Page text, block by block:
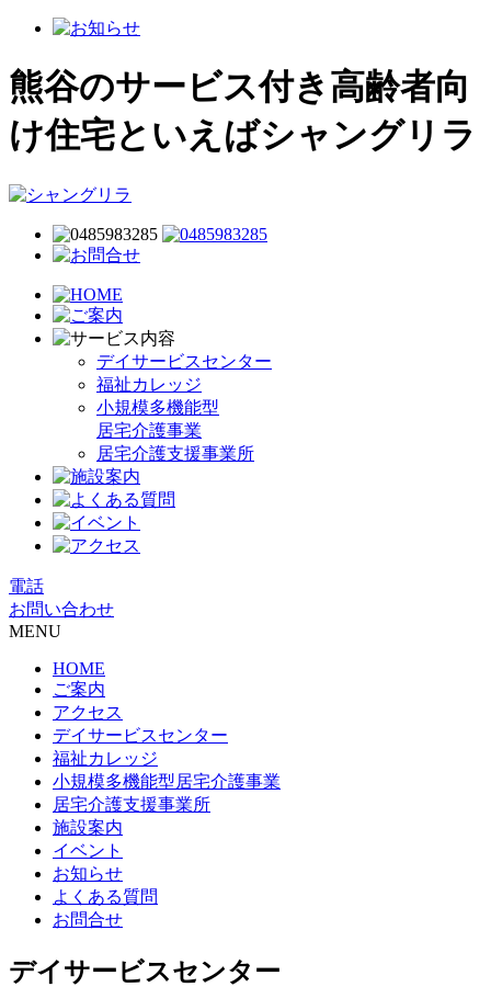
熊谷のサービス付き高齢者向
け住宅といえばシャングリラ
デイサービスセンター
福祉カレッジ
小規模多機能型
居宅介護事業
居宅介護支援事業所
電話
お問い合わせ
MENU
HOME
ご案内
アクセス
デイサービスセンター
福祉カレッジ
小規模多機能型居宅介護事業
居宅介護支援事業所
施設案内
イベント
お知らせ
よくある質問
お問合せ
デイサービスセンター